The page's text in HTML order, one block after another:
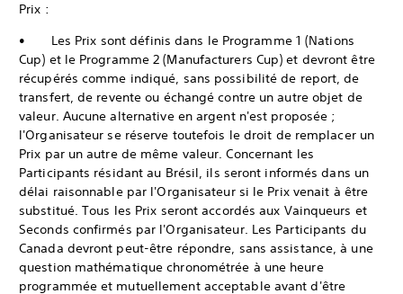
Prix :
• Les Prix sont définis dans le Programme 1 (Nations
Cup) et le Programme 2 (Manufacturers Cup) et devront être
récupérés comme indiqué, sans possibilité de report, de
transfert, de revente ou échangé contre un autre objet de
valeur. Aucune alternative en argent n'est proposée ;
l'Organisateur se réserve toutefois le droit de remplacer un
Prix par un autre de même valeur. Concernant les
Participants résidant au Brésil, ils seront informés dans un
délai raisonnable par l'Organisateur si le Prix venait à être
substitué. Tous les Prix seront accordés aux Vainqueurs et
Seconds confirmés par l'Organisateur. Les Participants du
Canada devront peut-être répondre, sans assistance, à une
question mathématique chronométrée à une heure
programmée et mutuellement acceptable avant d'être